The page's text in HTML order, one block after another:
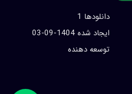
دانلودها 1
ايجاد شده 1404-09-03
توسعه دهنده